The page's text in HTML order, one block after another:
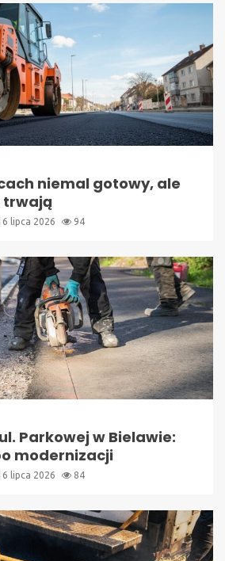
niemal gotowy, ale
trwają
lipca 2026 94
Parkowej w Bielawie:
modernizacji
lipca 2026 84